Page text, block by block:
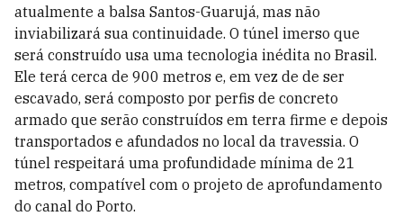
atualmente a balsa Santos-Guarujá, mas não
inviabilizará sua continuidade. O túnel imerso que
será construído usa uma tecnologia inédita no Brasil.
Ele terá cerca de 900 metros e, em vez de de ser
escavado, será composto por perfis de concreto
armado que serão construídos em terra firme e depois
transportados e afundados no local da travessia. O
túnel respeitará uma profundidade mínima de 21
metros, compatível com o projeto de aprofundamento
do canal do Porto.